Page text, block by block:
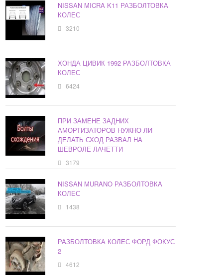
NISSAN MICRA K11 РАЗБОЛТОВКА
КОЛЕС
3210
ХОНДА ЦИВИК 1992 РАЗБОЛТОВКА
КОЛЕС
6424
ПРИ ЗАМЕНЕ ЗАДНИХ
АМОРТИЗАТОРОВ НУЖНО ЛИ
ДЕЛАТЬ СХОД РАЗВАЛ НА
ШЕВРОЛЕ ЛАЧЕТТИ
3179
NISSAN MURANO РАЗБОЛТОВКА
КОЛЕС
1438
РАЗБОЛТОВКА КОЛЕС ФОРД ФОКУС
2
4612